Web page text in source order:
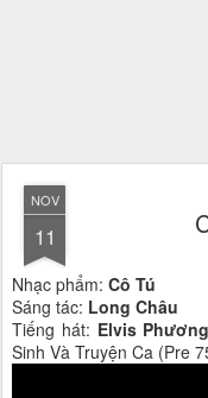
NOV
11
Nhạc phẩm: Cô Tú
Sáng tác: Long Châu
Tiếng hát: Elvis Phương
Sinh Và Truyện Ca (Pre